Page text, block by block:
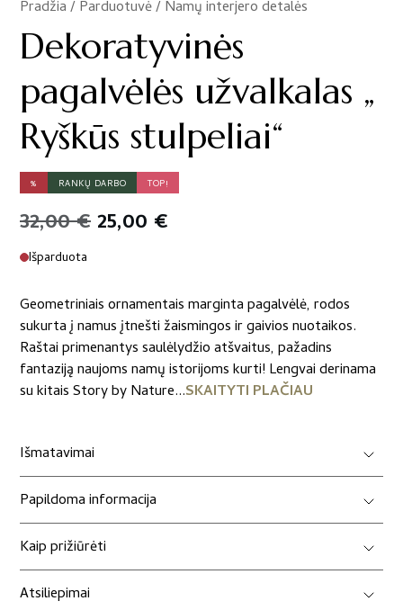
Pradžia/Parduotuvė/Namų interjero detalės
/
Dekoratyvinės
pagalvėlės užvalkalas „
Ryškūs stulpeliai“
% RANKŲ DARBO TOP!
32,00€Original
was:
32,00 €.
25,00 €
is:
25,00 €.
Išparduota
Geometriniais ornamentais marginta pagalvėlė, rodos
sukurta į namus įtnešti žaismingos ir gaivios nuotaikos.
Raštai primenantys saulėlydžio atšvaitus, pažadins
fantaziją naujoms namų istorijoms kurti! Lengvai derinama
su kitais Story by Nature...SKAITYTI PLAČIAU
Išmatavimai
Papildoma informacija
Kaip prižiūrėti
Atsiliepimai